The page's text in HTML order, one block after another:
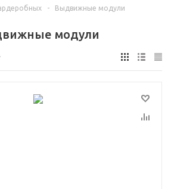
- Выдвижные модули
модули